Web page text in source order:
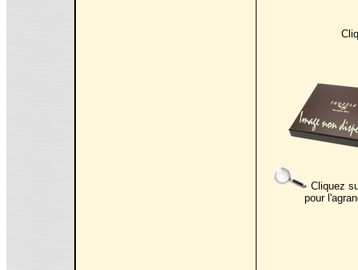
Cliquez
pour